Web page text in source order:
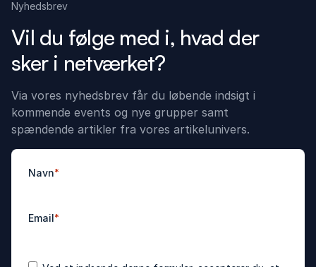
Nyhedsbrev
Vil du følge med i, hvad der
sker i netværket?
Via vores nyhedsbrev får du løbende indsigt i
kommende events og nye grupper samt
spændende artikler fra vores artikelunivers.
Navn*
Email*
Accepter
*